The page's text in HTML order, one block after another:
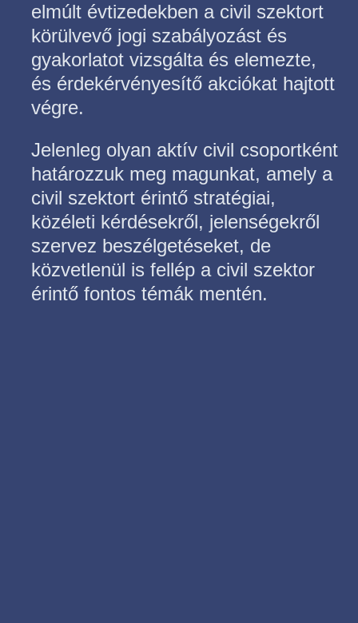
elmúlt évtizedekben a civil szektort
körülvevő jogi szabályozást és
gyakorlatot vizsgálta és elemezte,
és érdekérvényesítő akciókat hajtott
végre.
Jelenleg olyan aktív civil csoportként
határozzuk meg magunkat, amely a
civil szektort érintő stratégiai,
közéleti kérdésekről, jelenségekről
szervez beszélgetéseket, de
közvetlenül is fellép a civil szektor
érintő fontos témák mentén.